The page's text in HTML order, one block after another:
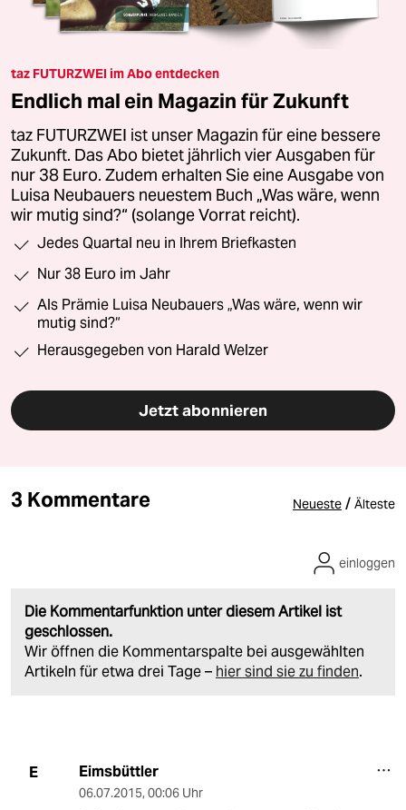
taz FUTURZWEI im Abo entdecken
Endlich mal ein Magazin für Zukunft
taz FUTURZWEI ist unser Magazin für eine bessere
Zukunft. Das Abo bietet jährlich vier Ausgaben für
nur 38 Euro. Zudem erhalten Sie eine Ausgabe von
Luisa Neubauers neuestem Buch „Was wäre, wenn
wir mutig sind?“ (solange Vorrat reicht).
Jedes Quartal neu in Ihrem Briefkasten
Nur 38 Euro im Jahr
Als Prämie Luisa Neubauers „Was wäre, wenn wir
mutig sind?“
Herausgegeben von Harald Welzer
Jetzt abonnieren
3 Kommentare Neueste / Älteste
Die Kommentarfunktion unter diesem Artikel ist
geschlossen.
Wir öffnen die Kommentarspalte bei ausgewählten
Artikeln für etwa drei Tage – hier sind sie zu finden.
einloggen
E Eimsbüttler
06.07.2015, 00:06 Uhr